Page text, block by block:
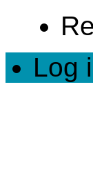
Log